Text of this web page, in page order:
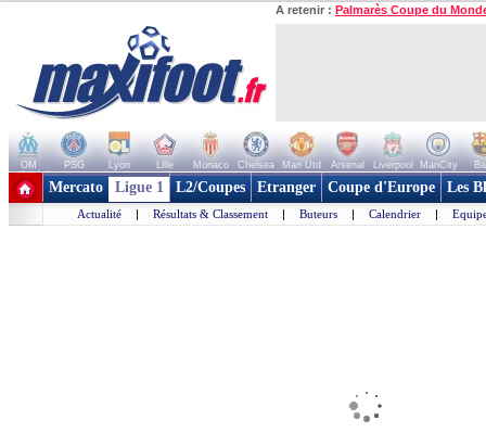
A retenir : Palmarès Coupe du
OM PSG Lyon Lille Monaco Chelsea Man Utd Arsenal Liverpool ManCity
+ de clubs
Mercato Ligue 1 L2/Coupes Etranger Coupe d'Europe Les
Actualité | Résultats & Classement | Buteurs | Calendrier |